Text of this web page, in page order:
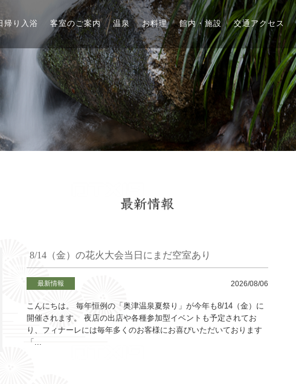
帰り入浴 客室のご案内 温泉 お料理 館内・施設 交通アクセス
8/14（金）の花火大会当日にまだ空室あり
最新情報 2026/08/06
こんにちは。 毎年恒例の「奥津温泉夏祭り」が今年も8/14（金）に
開催されます。 夜店の出店や各種参加型イベントも予定されてお
り、フィナーレには毎年多くのお客様にお喜びいただいております
「...